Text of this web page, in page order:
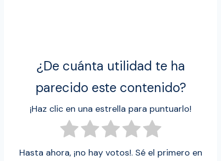
¿De cuánta utilidad te ha
parecido este contenido?
¡Haz clic en una estrella para puntuarlo!
Hasta ahora, ¡no hay votos!. Sé el primero en